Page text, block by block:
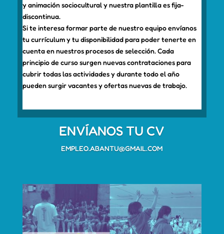
y animación sociocultural y nuestra plantilla es fija-
discontinua.
Si te interesa formar parte de nuestro equipo envíanos
tu currículum y tu disponibilidad para poder tenerte en
cuenta en nuestros procesos de selección. Cada
principio de curso surgen nuevas contrataciones para
cubrir todas las actividades y durante todo el año
pueden surgir vacantes y ofertas nuevas de trabajo.
ENVÍANOS TU CV
EMPLEO.ABANTU@GMAIL.COM